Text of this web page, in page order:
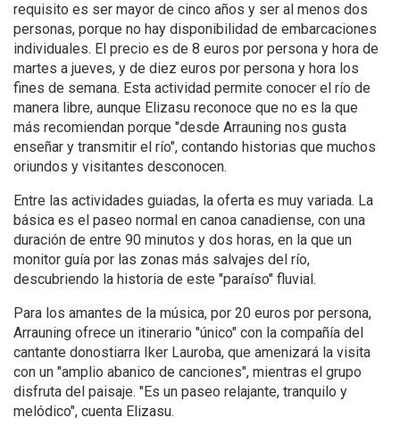
requisito es ser mayor de cinco años y ser al menos dos
personas, porque no hay disponibilidad de embarcaciones
individuales. El precio es de 8 euros por persona y hora de
martes a jueves, y de diez euros por persona y hora los
fines de semana. Esta actividad permite conocer el río de
manera libre, aunque Elizasu reconoce que no es la que
más recomiendan porque "desde Arrauning nos gusta
enseñar y transmitir el río", contando historias que muchos
oriundos y visitantes desconocen.
Entre las actividades guiadas, la oferta es muy variada. La
básica es el paseo normal en canoa canadiense, con una
duración de entre 90 minutos y dos horas, en la que un
monitor guía por las zonas más salvajes del río,
descubriendo la historia de este "paraíso" fluvial.
Para los amantes de la música, por 20 euros por persona,
Arrauning ofrece un itinerario "único" con la compañía del
cantante donostiarra Iker Lauroba, que amenizará la visita
con un "amplio abanico de canciones", mientras el grupo
disfruta del paisaje. "Es un paseo relajante, tranquilo y
melódico", cuenta Elizasu.